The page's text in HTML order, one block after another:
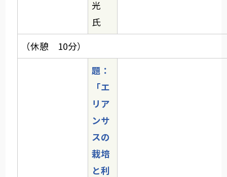
光
氏
（休憩 10分）
題：
「エ
リア
ンサ
スの
栽培
と利